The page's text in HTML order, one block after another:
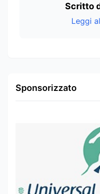
Scritto
Leggi
Sponsorizzato